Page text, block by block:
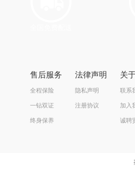
售后服务
全程保险
一钻双证
终身保养
法律声明
隐私声明
注册协议
关
联系
加入
诚聘